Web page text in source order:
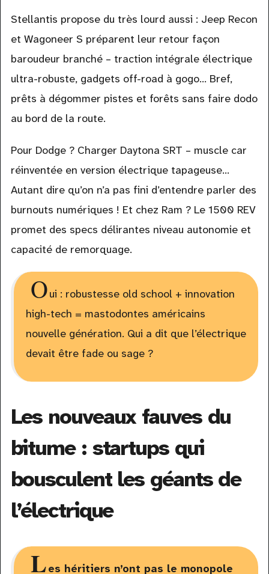
Stellantis propose du très lourd aussi : Jeep Recon
et Wagoneer S préparent leur retour façon
baroudeur branché – traction intégrale électrique
ultra-robuste, gadgets off-road à gogo… Bref,
prêts à dégommer pistes et forêts sans faire dodo
au bord de la route.
Pour Dodge ? Charger Daytona SRT – muscle car
réinventée en version électrique tapageuse…
Autant dire qu’on n’a pas fini d’entendre parler des
burnouts numériques ! Et chez Ram ? Le 1500 REV
promet des specs délirantes niveau autonomie et
capacité de remorquage.
Oui : robustesse old school + innovation
high-tech = mastodontes américains
nouvelle génération. Qui a dit que l’électrique
devait être fade ou sage ?
Les nouveaux fauves du
bitume : startups qui
bousculent les géants de
l’électrique
Les héritiers n’ont pas le monopole